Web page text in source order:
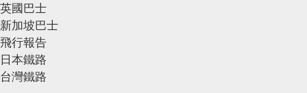
英國巴士
新加坡巴士
飛行報告
日本鐵路
台灣鐵路